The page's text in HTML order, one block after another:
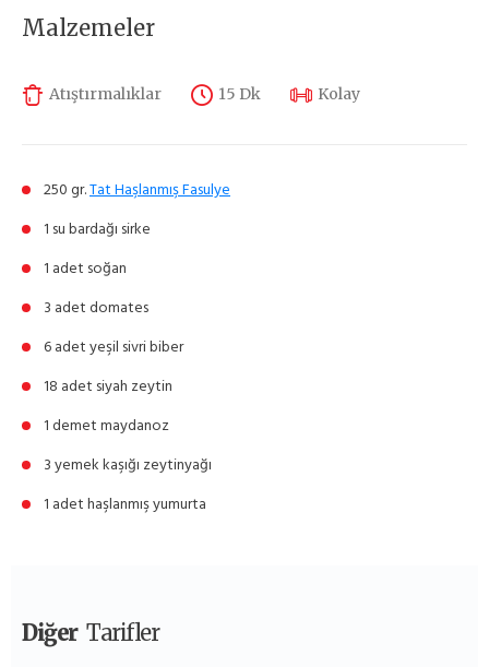
Malzemeler
Atıştırmalıklar 15 Dk Kolay
250 gr.Tat Haşlanmış Fasulye
1 su bardağı sirke
1 adet soğan
3 adet domates
6 adet yeşil sivri biber
18 adet siyah zeytin
1 demet maydanoz
3 yemek kaşığı zeytinyağı
1 adet haşlanmış yumurta
Diğer Tarifler